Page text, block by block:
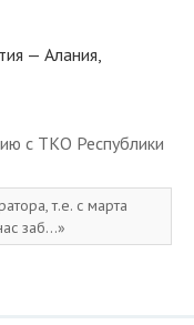
— Алания,
с ТКО Республики
т.е. с марта
заб...